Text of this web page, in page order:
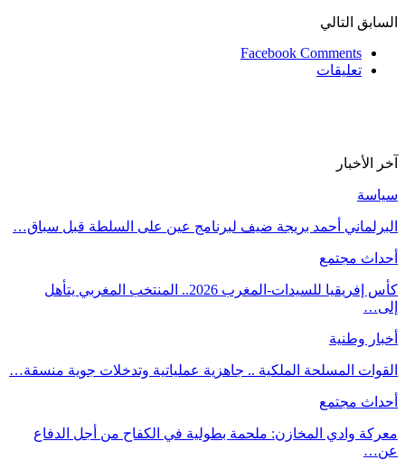
السابق التالي
Facebook Comments
تعليقات
آخر الأخبار
سياسة
البرلماني أحمد بريجة ضيف لبرنامج عين على السلطة قبل سباق…
أحداث مجتمع
كأس إفريقيا للسيدات-المغرب 2026.. المنتخب المغربي يتأهل
إلى…
أخبار وطنية
القوات المسلحة الملكية .. جاهزية عملياتية وتدخلات جوية منسقة…
أحداث مجتمع
معركة وادي المخازن: ملحمة بطولية في الكفاح من أجل الدفاع
عن…